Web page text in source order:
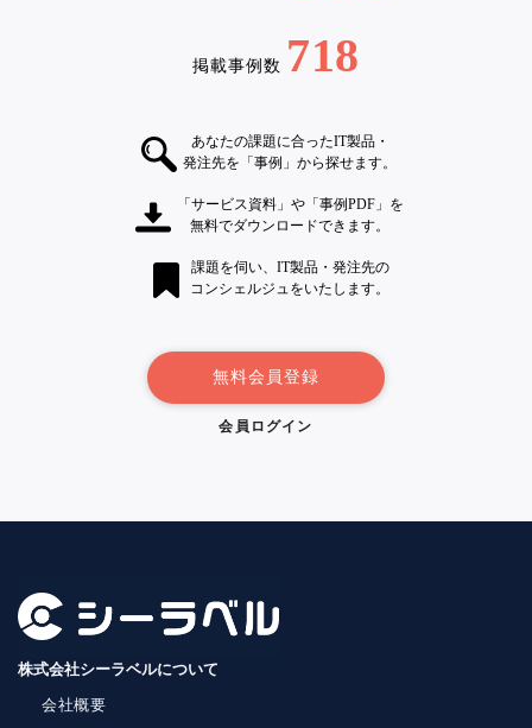
掲載事例数 718
あなたの課題に合ったIT製品・
発注先を「事例」から探せます。
「サービス資料」や「事例PDF」を
無料でダウンロードできます。
課題を伺い、IT製品・発注先の
コンシェルジュをいたします。
無料会員登録
会員ログイン
株式会社シーラベルについて
会社概要